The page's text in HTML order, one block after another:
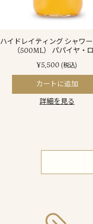
ハイドレイティング シャワ
（500ML） パパイヤ・
¥5,500 (税込)
カートに追加
詳細を見る